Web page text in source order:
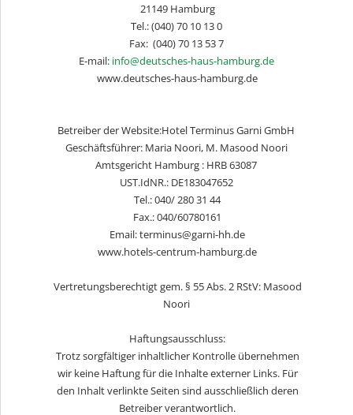
21149 Hamburg
Tel.: (040) 70 10 13 0
Fax: (040) 70 13 53 7
E-mail:info@deutsches-haus-hamburg.de
www.deutsches-haus-hamburg.de
Betreiber der Website:Hotel Terminus Garni GmbH
Geschäftsführer: Maria Noori, M. Masood Noori
Amtsgericht Hamburg : HRB 63087
UST.IdNR.: DE183047652
Tel.: 040/ 280 31 44
Fax.: 040/60780161
Email: terminus@garni-hh.de
www.hotels-centrum-hamburg.de
Vertretungsberechtigt gem. § 55 Abs. 2 RStV: Masood
Noori
Haftungsausschluss:
Trotz sorgfältiger inhaltlicher Kontrolle übernehmen
wir keine Haftung für die Inhalte externer Links. Für
den Inhalt verlinkte Seiten sind ausschließlich deren
Betreiber verantwortlich.